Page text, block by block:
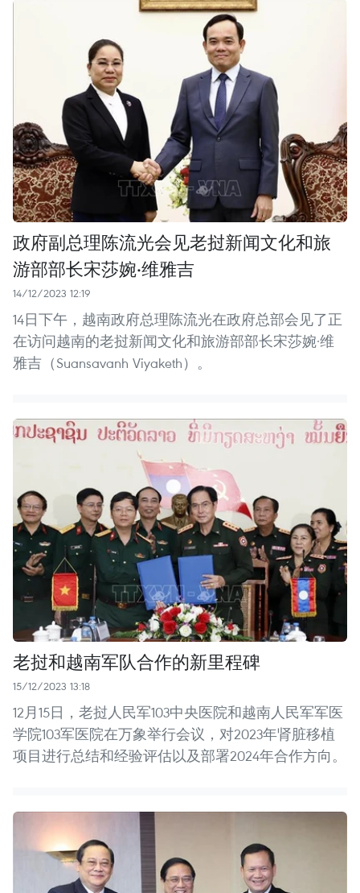
政府副总理陈流光会见老挝新闻文化和旅
游部部长宋莎婉·维雅吉
14/12/2023 12:19
14日下午，越南政府总理陈流光在政府总部会见了正
在访问越南的老挝新闻文化和旅游部部长宋莎婉·维
雅吉（Suansavanh Viyaketh）。
老挝和越南军队合作的新里程碑
15/12/2023 13:18
12月15日，老挝人民军103中央医院和越南人民军军医
学院103军医院在万象举行会议，对2023年肾脏移植
项目进行总结和经验评估以及部署2024年合作方向。